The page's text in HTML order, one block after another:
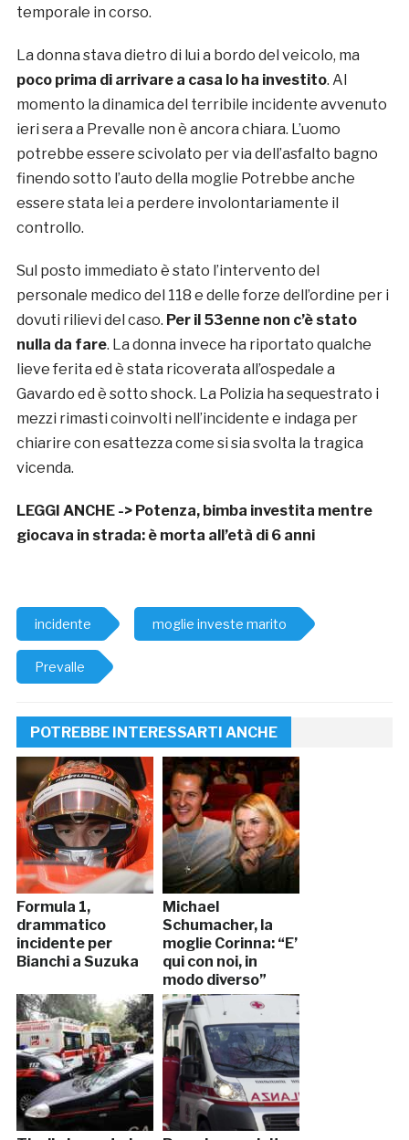
temporale in corso.
La donna stava dietro di lui a bordo del veicolo, ma
poco prima di arrivare a casa lo ha investito. Al
momento la dinamica del terribile incidente avvenuto
ieri sera a Prevalle non è ancora chiara. L’uomo
potrebbe essere scivolato per via dell’asfalto bagno
finendo sotto l’auto della moglie Potrebbe anche
essere stata lei a perdere involontariamente il
controllo.
Sul posto immediato è stato l’intervento del
personale medico del 118 e delle forze dell’ordine per i
dovuti rilievi del caso. Per il 53enne non c’è stato
nulla da fare. La donna invece ha riportato qualche
lieve ferita ed è stata ricoverata all’ospedale a
Gavardo ed è sotto shock. La Polizia ha sequestrato i
mezzi rimasti coinvolti nell’incidente e indaga per
chiarire con esattezza come si sia svolta la tragica
vicenda.
LEGGI ANCHE -> Potenza, bimba investita mentre
giocava in strada: è morta all’età di 6 anni
incidente moglie investe marito
Prevalle
POTREBBE INTERESSARTI ANCHE
Formula 1,
drammatico
incidente per
Bianchi a Suzuka
Michael
Schumacher, la
moglie Corinna: “E’
qui con noi, in
modo diverso”